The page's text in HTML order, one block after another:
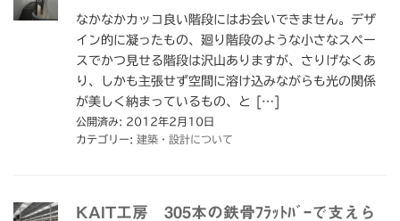
なかなかカッコ良い階段にはお会いできません。デザ
イン的に凝ったもの、廻り階段のような小さなスペー
スでかつ見せる階段は沢山ありますが、さりげなくあ
り、しかも主張せず空間に溶け込みながらも光の関係
が美しく納まっているもの、と […]
公開済み: 2012年2月10日
カテゴリー: 建築・設計について
KAIT工房 305本の鉄骨ﾌﾗｯﾄﾊﾞｰで支えら